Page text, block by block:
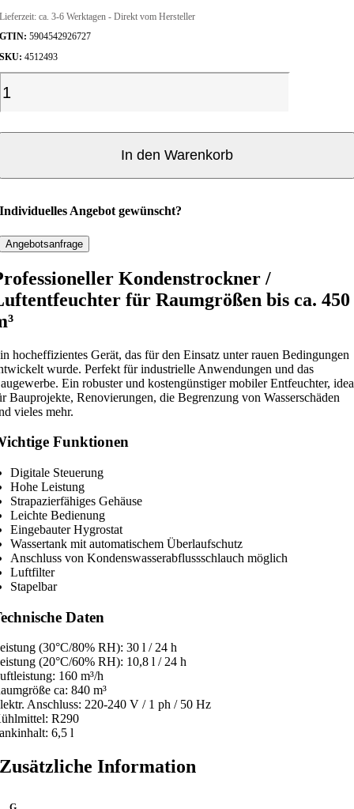
Lieferzeit:ca. 3-6 Werktagen - Direkt vom Hersteller
GTIN: 5904542926727
SKU: 4512493
In den Warenkorb
Individuelles Angebot gewünscht?
Angebotsanfrage
Kondenstrockner /
für Raumgrößen bis ca. 450
hocheffizientes Gerät, das für den Einsatz unter rauen Bedingungen
wurde. Perfekt für industrielle Anwendungen und das
Ein robuster und kostengünstiger mobiler Entfeuchter,
Bauprojekte, Renovierungen, die Begrenzung von Wasserschäden
vieles mehr.
Funktionen
Digitale Steuerung
Hohe Leistung
Strapazierfähiges Gehäuse
Leichte Bedienung
Eingebauter Hygrostat
Wassertank mit automatischem Überlaufschutz
Anschluss von Kondenswasserabflussschlauch möglich
Luftfilter
Stapelbar
Daten
(30°C/80% RH): 30 l / 24 h
(20°C/60% RH): 10,8 l / 24 h
160 m³/h
ca: 840 m³
Anschluss: 220-240 V / 1 ph / 50 Hz
R290
6,5 l
Zusätzliche Information